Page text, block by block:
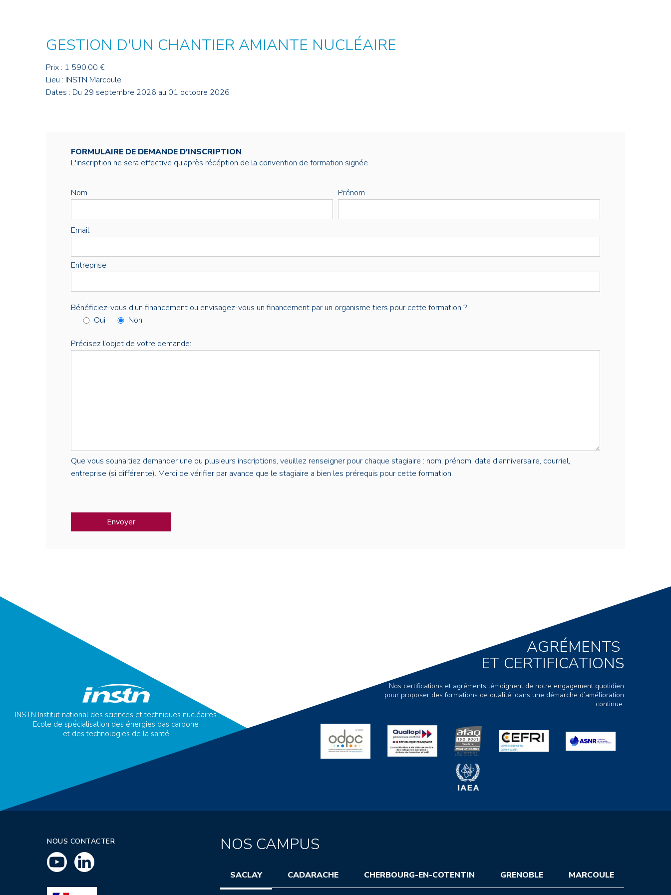
GESTION D'UN CHANTIER AMIANTE NUCLÉAIRE
Prix : 1 590,00 €
Lieu : INSTN Marcoule
Dates : Du 29 septembre 2026 au 01 octobre 2026
FORMULAIRE DE DEMANDE D'INSCRIPTION
L'inscription ne sera effective qu'après récéption de la convention de formation signée
Nom Prénom
Email
Entreprise
Bénéficiez-vous d’un financement ou envisagez-vous un financement par un organisme tiers pour cette formation ?
Oui
Non
Précisez l'objet de votre demande:
Que vous souhaitiez demander une ou plusieurs inscriptions, veuillez renseigner pour chaque stagiaire : nom, prénom, date d'anniversaire, courriel,
entreprise (si différente). Merci de vérifier par avance que le stagiaire a bien les prérequis pour cette formation.
INSTN Institut national des sciences et techniques nucléaires
Ecole de spécialisation des énergies bas carbone
et des technologies de la santé
AGRÉMENTS
ET CERTIFICATIONS
Nos certifications et agréments témoignent de notre engagement quotidien
pour proposer des formations de qualité, dans une démarche d’amélioration
continue.
NOUS CONTACTER NOS CAMPUS
SACLAY CADARACHE CHERBOURG-EN-COTENTIN GRENOBLE MARCOULE